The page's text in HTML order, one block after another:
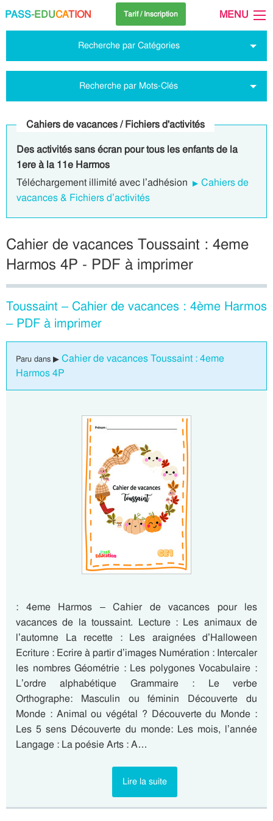
PASS-EDUCATION Tarif / Inscription MENU
Recherche par Catégories
Recherche par Mots-Clés
Cahiers de vacances / Fichiers d'activités
Des activités sans écran pour tous les enfants de la
1ere à la 11e Harmos
Téléchargement illimité avec l’adhésion
Cahiers de
vacances & Fichiers d’activités
Cahier de vacances Toussaint : 4eme
Harmos 4P - PDF à imprimer
Toussaint – Cahier de vacances : 4ème Harmos
– PDF à imprimer
Paru dans ▶ Cahier de vacances Toussaint : 4eme
Harmos 4P
: 4eme Harmos – Cahier de vacances pour les
vacances de la toussaint. Lecture : Les animaux de
l’automne La recette : Les araignées d’Halloween
Ecriture : Ecrire à partir d’images Numération : Intercaler
les nombres Géométrie : Les polygones Vocabulaire :
L’ordre alphabétique Grammaire : Le verbe
Orthographe: Masculin ou féminin Découverte du
Monde : Animal ou végétal ? Découverte du Monde :
Les 5 sens Découverte du monde: Les mois, l’année
Langage : La poésie Arts : A…
Lire la suite